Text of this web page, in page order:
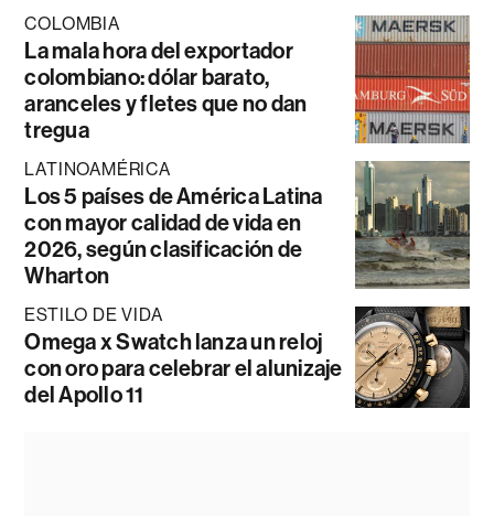
COLOMBIA
La mala hora del exportador
colombiano: dólar barato,
aranceles y fletes que no dan
tregua
LATINOAMÉRICA
Los 5 países de América Latina
con mayor calidad de vida en
2026, según clasificación de
Wharton
ESTILO DE VIDA
Omega x Swatch lanza un reloj
con oro para celebrar el alunizaje
del Apollo 11